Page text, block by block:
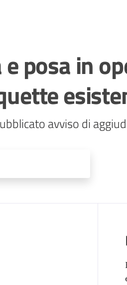
posa in
avviso di